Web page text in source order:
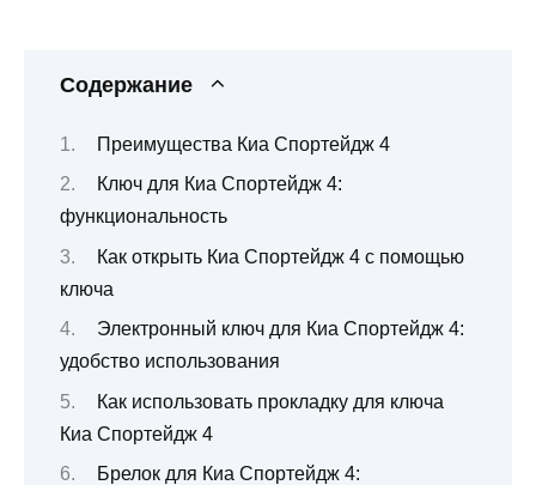
Содержание
Преимущества Киа Спортейдж 4
Ключ для Киа Спортейдж 4:
функциональность
Как открыть Киа Спортейдж 4 с помощью
ключа
Электронный ключ для Киа Спортейдж 4:
удобство использования
Как использовать прокладку для ключа
Киа Спортейдж 4
Брелок для Киа Спортейдж 4: